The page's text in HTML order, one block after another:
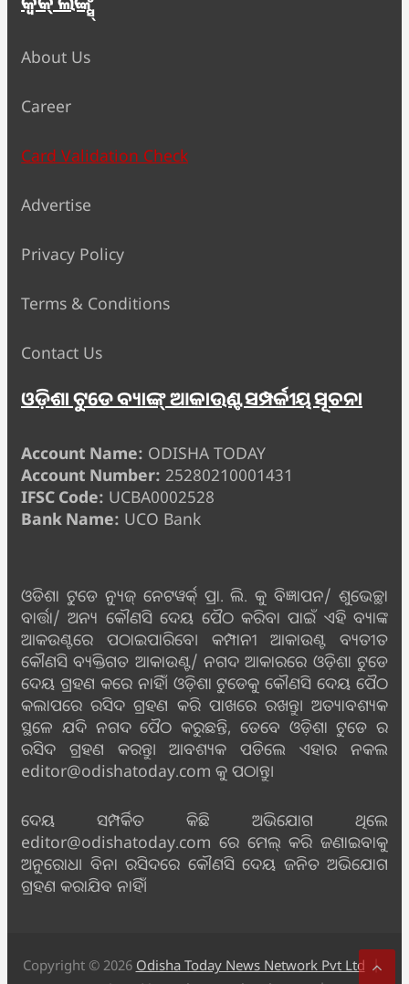
About Us
Career
Card Validation Check
Advertise
Privacy Policy
Terms & Conditions
Contact Us
ଓଡ଼ିଶା ଟୁଡେ ବ୍ୟାଙ୍କ୍ ଆକାଉଣ୍ଟ ସମ୍ପର୍କୀୟ ସୂଚନା
Account Name: ODISHA TODAY
Account Number: 25280210001431
IFSC Code: UCBA0002528
Bank Name: UCO Bank
ଓଡିଶା ଟୁଡେ ନ୍ୟୁଜ୍ ନେଟୱର୍କ୍ ପ୍ରା. ଲି. କୁ ବିଜ୍ଞାପନ/ ଶୁଭେଚ୍ଛା
ବାର୍ତ୍ତା/ ଅନ୍ୟ କୌଣସି ଦେୟ ପୈଠ କରିବା ପାଇଁ ଏହି ବ୍ୟାଙ୍କ
ଆକଉଣ୍ଟରେ ପଠାଇପାରିବେ। କମ୍ପାନୀ ଆକାଉଣ୍ଟ ବ୍ୟତୀତ
କୌଣସି ବ୍ୟକ୍ତିଗତ ଆକାଉଣ୍ଟ/ ନଗଦ ଆକାରରେ ଓଡ଼ିଶା ଟୁଡେ
ଦେୟ ଗ୍ରହଣ କରେ ନାହିଁ। ଓଡ଼ିଶା ଟୁଡେକୁ କୌଣସି ଦେୟ ପୈଠ
କଲାପରେ ରସିଦ ଗ୍ରହଣ କରି ପାଖରେ ରଖନ୍ତୁ। ଅତ୍ୟାବଶ୍ୟକ
ସ୍ଥଳେ ଯଦି ନଗଦ ପୈଠ କରୁଛନ୍ତି, ତେବେ ଓଡ଼ିଶା ଟୁଡେ ର
ରସିଦ ଗ୍ରହଣ କରନ୍ତୁ। ଆବଶ୍ୟକ ପଡିଲେ ଏହାର ନକଲ
editor@odishatoday.com କୁ ପଠାନ୍ତୁ।
ଦେୟ ସମ୍ପର୍କିତ କିଛି ଅଭିଯୋଗ ଥିଲେ
editor@odishatoday.com ରେ ମେଲ୍ କରି ଜଣାଇବାକୁ
ଅନୁରୋଧ। ବିନା ରସିଦରେ କୌଣସି ଦେୟ ଜନିତ ଅଭିଯୋଗ
ଗ୍ରହଣ କରାଯିବ ନାହିଁ।
Copyright © 2026 Odisha Today News Network Pvt Ltd